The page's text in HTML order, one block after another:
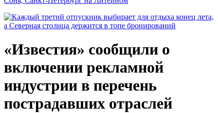
«Известия» сообщили о
включении рекламной
индустрии в перечень
пострадавших отраслей